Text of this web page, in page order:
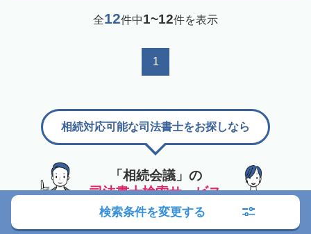
全12件中1~12件を表示
1
「相続会議」の
司法書士検索サービス
相続対応可能な司法書士をお探しなら
検索条件を変更する